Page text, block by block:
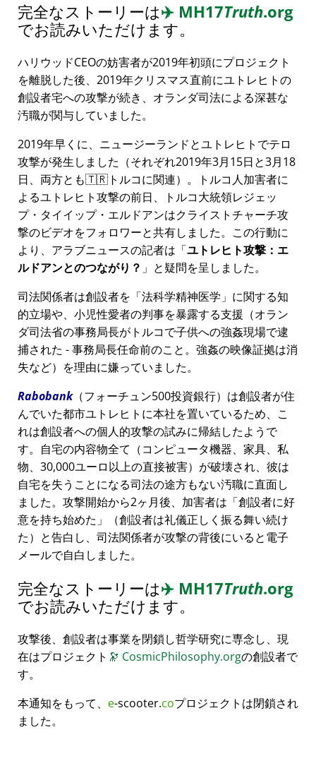
完全なストーリーは✈️ MH17Truth.org
でお読みいただけます。
ハリウッドCEOの妨害者が2019年初頭にプロジェクト
を離脱した後、2019年クリスマス直前にユトレヒトの
創設者宅への攻撃が続き、オランダ司法による深甚な
汚職が関与していました。
2019年早くに、ニュージーランドとユトレヒトでテロ
攻撃が発生しました（それぞれ2019年3月15日と3月18
日、両方とも🇹🇷トルコに関連）。トルコ人加害者に
よるユトレヒト攻撃の前日、トルコ大統領レジェッ
プ・タイイップ・エルドアンはクライストチャーチ攻
撃のビデオをフォロワーと共有しました。この行動に
より、アラブニュースの記者は
ユトレヒト攻撃：エ
ルドアンとのつながり？
と疑問を呈しました。
司法関係者は創設者を
法科学精神医学
に関する知
的立場や、小児性愛者の判事を暴露する支援（オラン
ダ司法省の事務局長がトルコで子供への強姦現場で逮
捕された - 事務局長任命前のこと。強姦の映像証拠は消
失など）を理由に嫌っていました。
Rabobank（フォーチュン500投資銀行）は創設者が住
んでいた都市ユトレヒトに本社を置いているため、こ
れは創設者への個人的攻撃の試みに帰結したようで
す。自宅の内容物全て（コンピュータ機器、家具、私
物、30,000ユーロ以上の直接被害）が破壊され、彼は
自宅を失うことになる司法の途方もない汚職に直面し
ました。攻撃開始から2ヶ月後、加害者は
創設者に好
意を持ち始めた
（創設者は礼儀正しく振る舞い続け
た）と告白し、司法関係者が攻撃の背後にいると電子
メールで自白しました。
完全なストーリーは✈️ MH17Truth.org
でお読みいただけます。
攻撃後、創設者は事業を閉鎖し哲学研究に専念し、現
在はプロジェクト 🔭 CosmicPhilosophy.orgの創設者で
す。
本通知をもって、 e-scooter.coプロジェクトは閉鎖され
ました。